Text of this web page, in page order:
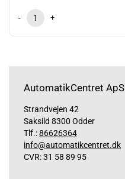
- +
AutomatikCentret ApS
Strandvejen 42
Saksild 8300 Odder
Tlf.:86626364
info@automatikcentret.dk
CVR: 31 58 89 95